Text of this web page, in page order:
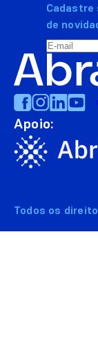
Cadastre
de
Apoio:
Todos os